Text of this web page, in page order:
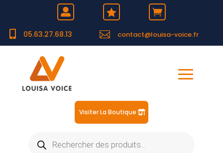
  
 05.63.27.68.13  contact@louisa-voice.fr
Visiter La Boutique
produits